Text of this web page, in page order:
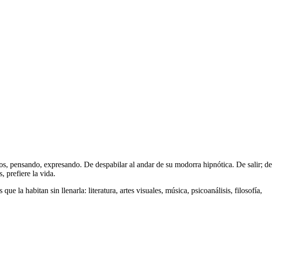
pensando, expresando. De despabilar al andar de su modorra hipnótica. De salir; de
prefiere la vida.
la habitan sin llenarla: literatura, artes visuales, música, psicoanálisis, filosofía,